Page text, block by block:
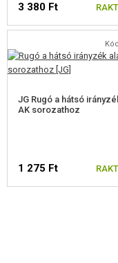
EGYÉB IRÁNYZÉK
IRÁNYKERESŐ
HORDSZÍJAK
FEGYVER JAVÍTÁS ÉS
3 380 Ft
JG Rugó a hátsó
AK sorozathoz
1 275 Ft